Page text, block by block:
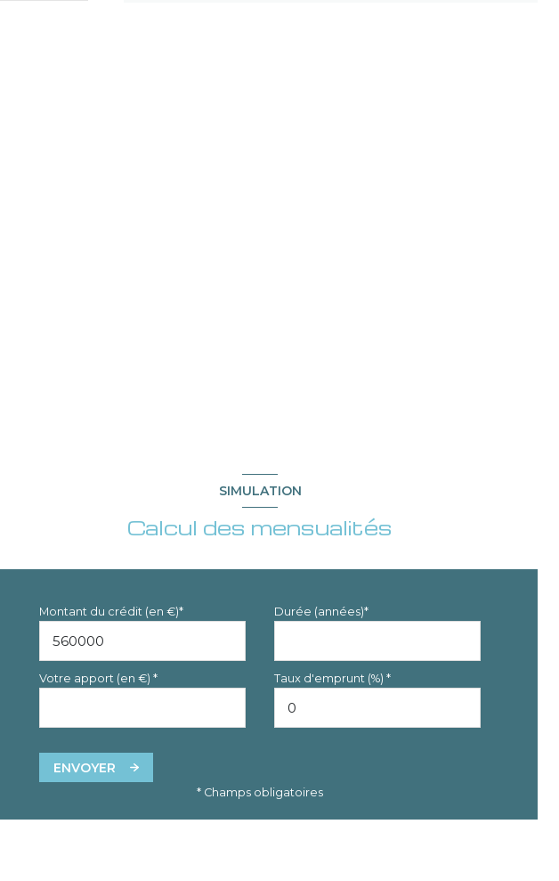
SIMULATION
Calcul des mensualités
Montant du crédit (en €)* Durée (années)*
Votre apport (en €) * Taux d'emprunt (%) *
ENVOYER
* Champs obligatoires